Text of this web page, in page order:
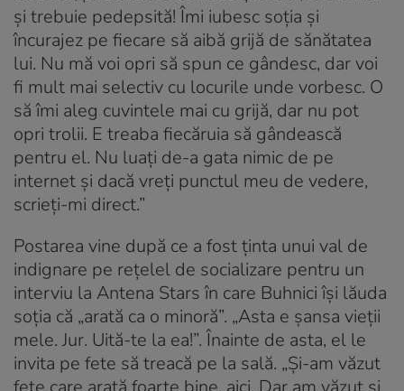
și trebuie pedepsită! Îmi iubesc soția și
încurajez pe fiecare să aibă grijă de sănătatea
lui. Nu mă voi opri să spun ce gândesc, dar voi
fi mult mai selectiv cu locurile unde vorbesc. O
să îmi aleg cuvintele mai cu grijă, dar nu pot
opri trolii. E treaba fiecăruia să gândească
pentru el. Nu luați de-a gata nimic de pe
internet și dacă vreți punctul meu de vedere,
scrieți-mi direct.”
Postarea vine după ce a fost ținta unui val de
indignare pe rețelel de socializare pentru un
interviu la Antena Stars în care Buhnici își lăuda
soția că „arată ca o minoră”. „Asta e șansa vieții
mele. Jur. Uită-te la ea!”. Înainte de asta, el le
invita pe fete să treacă pe la sală. „Și-am văzut